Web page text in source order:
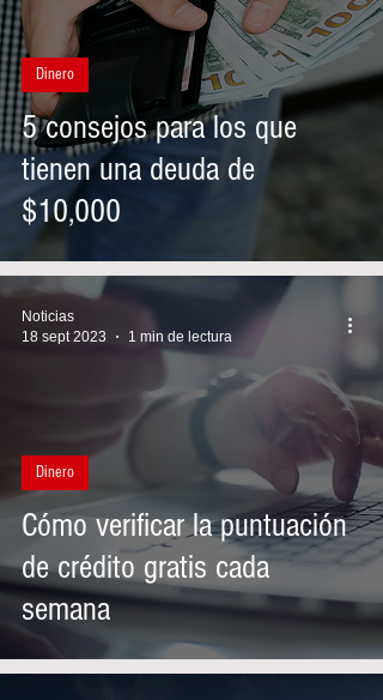
5 consejos para los que
tienen una deuda de
$10,000
Dinero
Cómo verificar la puntuación
de crédito gratis cada
semana
Dinero
Noticias
18 sept 2023
1 min de lectura